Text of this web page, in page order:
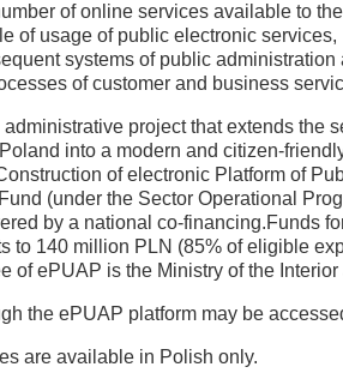
of online services available to
of usage of public electronic services,
systems of public
of customer and business
project that extends the
into a modern and citizen-
of electronic Platform of
(under the Sector Operational
by a national co-financing.Funds
to 140 million PLN (85% of eligible
of ePUAP is the Ministry of the
the ePUAP platform may be
are available in Polish only.